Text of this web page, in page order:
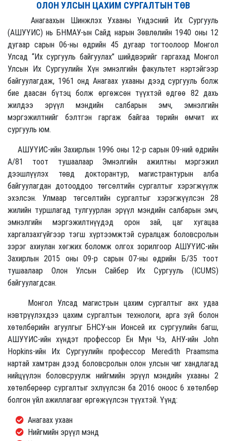
ОЛОН УЛСЫН ЦАХИМ СУРГАЛТЫН ТӨВ
Анагаахын Шинжлэх Ухааны Үндэсний Их Сургууль
(АШУҮИС) нь БНМАУ-ын Сайд нарын Зөвлөлийн 1940 оны 12
дугаар сарын 06-ны өдрийн 45 дугаар тогтоолоор Монгол
Улсад “Их сургууль байгуулах” шийдвэрийг гаргахад Монгол
Улсын Их Сургуулийн Хүн эмнэлгийн факультет нэртэйгээр
байгуулагдаж, 1961 онд Анагаах ухааны дээд сургууль болж
бие даасан бүтэц болж өргөжсөн түүхтэй өдгөө 82 дахь
жилдээ эрүүл мэндийн салбарын эмч, эмнэлгийн
мэргэжилтнийг бэлтгэн гаргаж байгаа төрийн өмчит их
сургууль юм.
АШУҮИС-ийн Захирлын 1996 оны 12-р сарын 09-ний өдрийн
А/81 тоот тушаалаар Эмнэлгийн ажилтны мэргэжил
дээшлүүлэх төвд докторантур, магистрантурын алба
байгуулагдан дотооддоо төгсөлтийн сургалтыг хэрэгжүүлж
эхэлсэн. Улмаар төгсөлтийн сургалтыг хэрэгжүүлсэн 28
жилийн туршлагад тулгуурлан эрүүл мэндийн салбарын эмч,
эмнэлгийн мэргэжилтнүүдэд орон зай, цаг хугацаа
харгалзахгүйгээр тэгш хүртээмжтэй суралцаж боловсролын
зэрэг ахиулан хөгжих боломж олгох зорилгоор АШУҮИС-ийн
Захирлын 2015 оны 09-р сарын 07-ны өдрийн Б/35 тоот
тушаалаар Олон Улсын Сайбер Их Сургууль (ICUMS)
байгуулагдсан.
Монгол Улсад магистрын цахим сургалтыг анх удаа
нэвтрүүлэхдээ цахим сургалтын технологи, арга зүй болон
хөтөлбөрийн агуулгыг БНСУ-ын Ионсей их сургуулийн багш,
АШУҮИС-ийн хүндэт профессор Ён Мүн Чэ, АНУ-ийн John
Hopkins-ийн Их Сургуулийн профессор Meredith Praamsma
нартай хамтран дээд боловсролын олон улсын чиг хандлагад
нийцүүлэн боловсруулж нийгмийн эрүүл мэндийн ухааны 2
хөтөлбөрөөр сургалтыг эхлүүлсэн ба 2016 оноос 6 хөтөлбөр
болгон үйл ажиллагааг өргөжүүлсэн түүхтэй. Үүнд:
Анагаах ухаан
Нийгмийн эрүүл мэнд